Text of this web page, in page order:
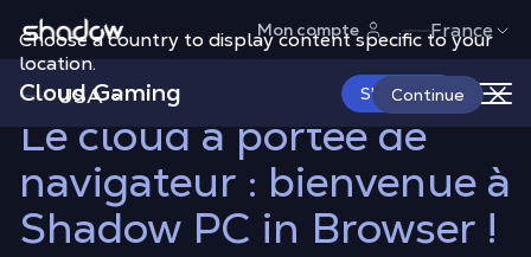
Choose a country to display content specific to your
location.
USA Continue
Shadow.tech Mon compte France
Cloud Gaming S'abonner
Shadow Blog Products
Le cloud à portée de navigateur :
bienvenue à Shadow PC in Browser !
Le cloud à portée de
navigateur : bienvenue à
Shadow PC in Browser !